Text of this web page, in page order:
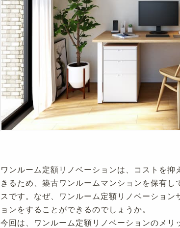
ワンルーム定額リノベーションは、コストを
きるため、築古ワンルームマンションを保有
スです。なぜ、ワンルーム定額リノベーショ
ョンをすることができるのでしょうか。
今回は、ワンルーム定額リノベーションのメリ